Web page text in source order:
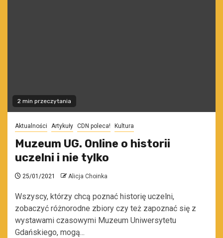
2 min przeczytania
Aktualności Artykuły CDN poleca! Kultura
Muzeum UG. Online o historii
uczelni i nie tylko
25/01/2021 Alicja Choinka
Wszyscy, którzy chcą poznać historię uczelni,
zobaczyć różnorodne zbiory czy też zapoznać się z
wystawami czasowymi Muzeum Uniwersytetu
Gdańskiego, mogą...